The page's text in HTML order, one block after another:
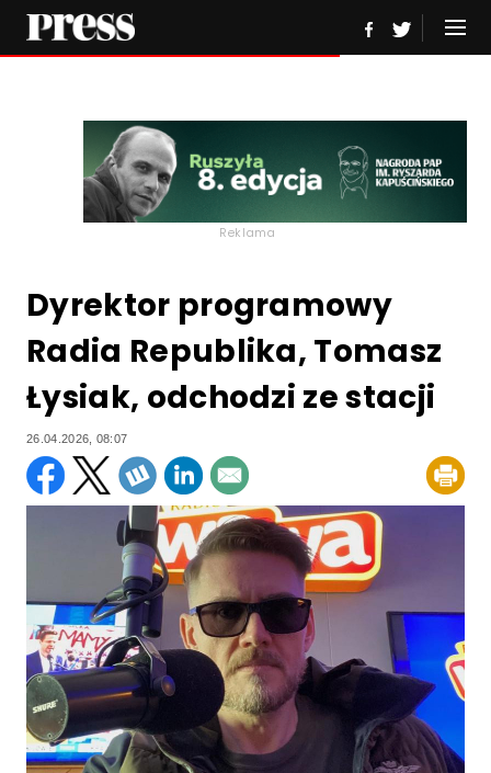
Reklama
Dyrektor programowy
Radia Republika, Tomasz
Łysiak, odchodzi ze stacji
26.04.2026, 08:07